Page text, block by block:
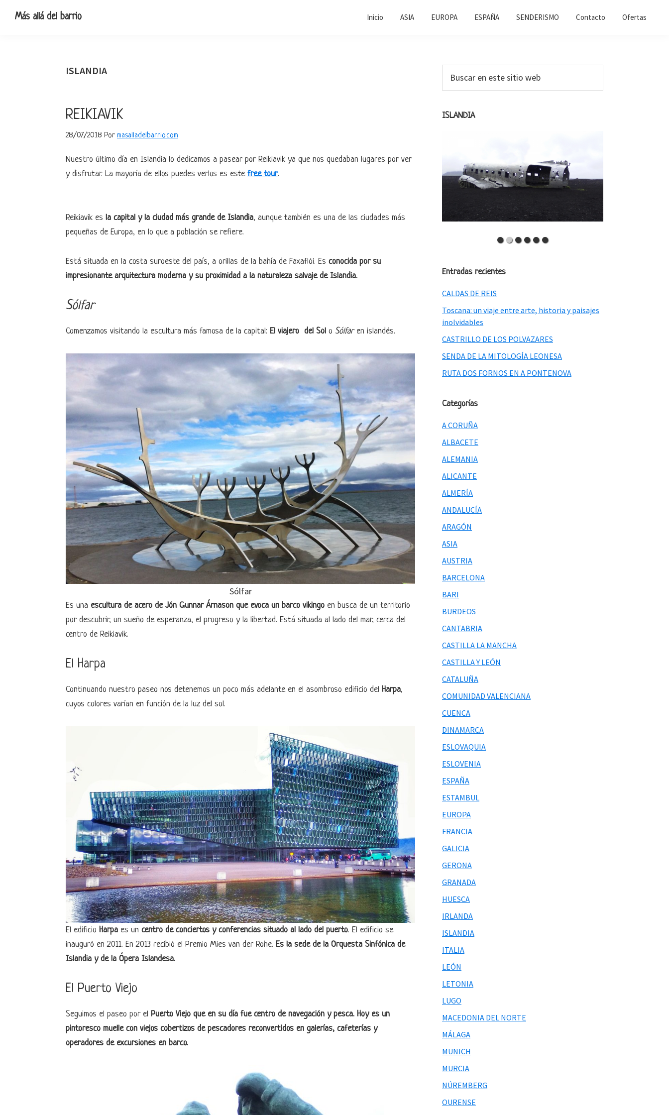
Más allá del barrio Inicio ASIA EUROPA ESPAÑA SENDERISMO Contacto Ofertas
ISLANDIA
REIKIAVIK
28/07/2018 Por masalladelbarrio.com
Nuestro último día en Islandia lo dedicamos a pasear por Reikiavik ya que nos quedaban lugares por ver
y disfrutar. La mayoría de ellos puedes verlos es este free tour.
Reikiavik es la capital y la ciudad más grande de Islandia, aunque también es una de las ciudades más
pequeñas de Europa, en lo que a población se refiere.
Está situada en la costa suroeste del país, a orillas de la bahía de Faxaflói. Es conocida por su
impresionante arquitectura moderna y su proximidad a la naturaleza salvaje de Islandia.
Sólfar
Comenzamos visitando la escultura más famosa de la capital: El viajero del Sol o Sólfaren islandés.
Sólfar
Es una escultura de acero de Jón Gunnar Árnason que evoca un barco vikingo en busca de un territorio
por descubrir, un sueño de esperanza, el progreso y la libertad. Está situada al lado del mar, cerca del
centro de Reikiavik.
El Harpa
Continuando nuestro paseo nos detenemos un poco más adelante en el asombroso edificio del Harpa,
cuyos colores varían en función de la luz del sol.
El edificio Harpa es un centro de conciertos y conferencias situado al lado del puerto. El edificio se
inauguró en 2011. En 2013 recibió el Premio Mies van der Rohe. Es la sede de la Orquesta Sinfónica de
Islandia y de la Ópera Islandesa.
El Puerto Viejo
Seguimos el paseo por el Puerto Viejo que en su día fue centro de navegación y pesca. Hoy es un
pintoresco muelle con viejos cobertizos de pescadores reconvertidos en galerías, cafeterías y
operadores de excursiones en barco.
Barra
lateral
web
ISLANDIA
Entradas recientes
CALDAS DE REIS
Toscana: un viaje entre arte, historia y paisajes
inolvidables
CASTRILLO DE LOS POLVAZARES
SENDA DE LA MITOLOGÍA LEONESA
RUTA DOS FORNOS EN A PONTENOVA
Categorías
A CORUÑA
ALBACETE
ALEMANIA
ALICANTE
ALMERÍA
ANDALUCÍA
ARAGÓN
ASIA
AUSTRIA
BARCELONA
BARI
BURDEOS
CANTABRIA
CASTILLA LA MANCHA
CASTILLA Y LEÓN
CATALUÑA
COMUNIDAD VALENCIANA
CUENCA
DINAMARCA
ESLOVAQUIA
ESLOVENIA
ESPAÑA
ESTAMBUL
EUROPA
FRANCIA
GALICIA
GERONA
GRANADA
HUESCA
IRLANDA
ISLANDIA
ITALIA
LEÓN
LETONIA
LUGO
MACEDONIA DEL NORTE
MÁLAGA
MUNICH
MURCIA
NÚREMBERG
OURENSE